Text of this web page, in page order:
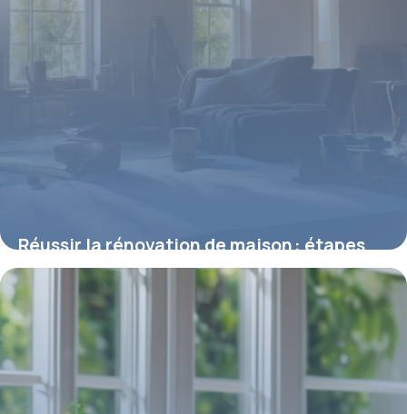
Réussir la rénovation de maison : étapes
clés et conseils pratiques
8 mai 2026